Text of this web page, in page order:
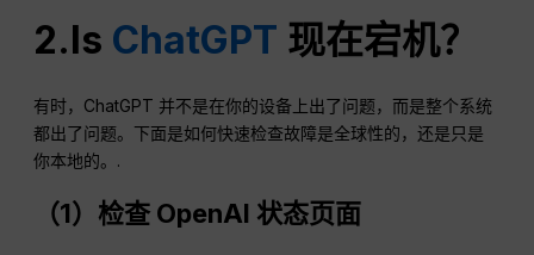
2.Is ChatGPT 现在宕机？
有时，ChatGPT 并不是在你的设备上出了问题，而是整个系统
都出了问题。下面是如何快速检查故障是全球性的，还是只是
你本地的。.
（1）检查 OpenAI 状态页面